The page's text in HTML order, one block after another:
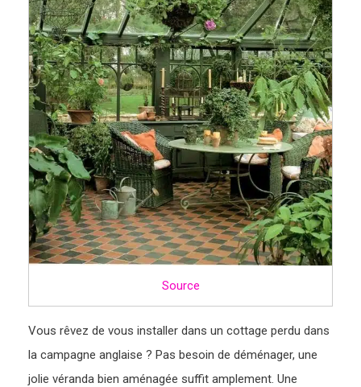
Source
Vous rêvez de vous installer dans un cottage perdu dans
la campagne anglaise ? Pas besoin de déménager, une
jolie véranda bien aménagée suffit amplement. Une